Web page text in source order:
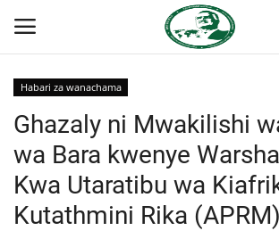
Nyumba
Jukwaa la Nasser la Kimataifa
Habari za wanachama
Ghazaly ni Mwakilishi
wa Bara kwenye
Kwa Utaratibu wa
Kutathmini Rika (APRM)